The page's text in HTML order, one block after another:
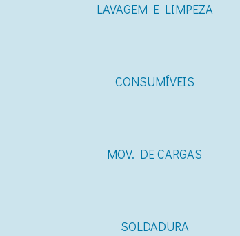
LAVAGEM E LIMPEZA
CONSUMÍVEIS
MOV. DE CARGAS
SOLDADURA